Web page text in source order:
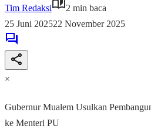
Tim Redaksi
2 min baca
25 Juni 202522 November 2025
×
Gubernur Mualem Usulkan
ke Menteri PU